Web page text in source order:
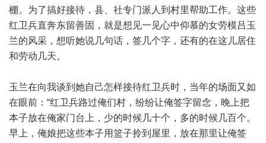
棚。为了搞好接待，县、社专门派人到村里帮助工作。这些
红卫兵直奔东留善固，就是想见一见心中仰慕的女劳模吕玉
兰的风采，想听她说几句话，签几个字，还有的在这儿居住
和劳动几天。
玉兰在向我谈到她自己怎样接待红卫兵时，当年的场面又如
在眼前：“红卫兵路过俺们村，纷纷让俺签字留念，晚上把
本子放在俺家门台上，少的时候几十个，多的时候几百个。
早上，俺娘把这些本子用篮子拎到屋里，放在那里让俺签